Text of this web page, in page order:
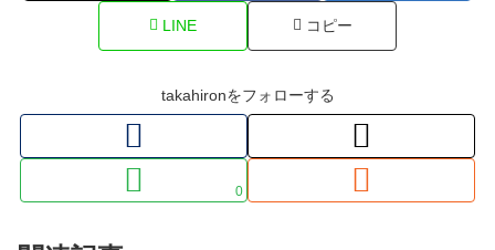
LINE コピー
takahironをフォローする
0